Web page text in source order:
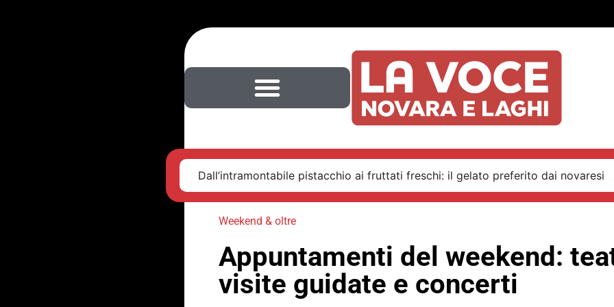
Dall’intramontabile pistacchio ai fruttati freschi: il gelato preferito dai novaresi
Weekend & oltre
Appuntamenti del weekend:
visite guidate e concerti